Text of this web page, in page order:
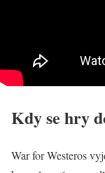
Kdy se hry
War for Westeros